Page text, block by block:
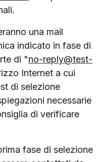
una mail
indicato in fase di
di "no-reply@test-
Internet a cui
di selezione
necessarie
di verificare
fase di selezione